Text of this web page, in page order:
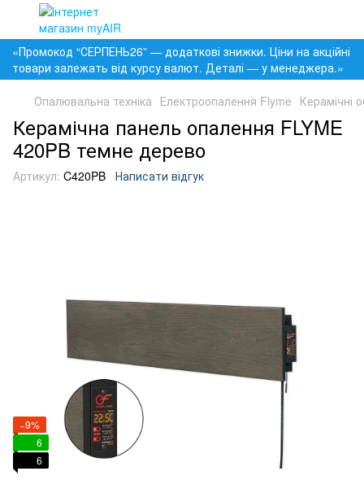
«Промокод “СЕРПЕНЬ26” — додаткові знижки. Ціни на акційні
товари залежать від курсу валют. Деталі — у менеджера.»
Опалювальна техніка Електроопалення Flyme Керамічні
Керамічна панель опалення FLYME
420PB темне дерево
Артикул: C420PB Написати відгук
−9%
6
6